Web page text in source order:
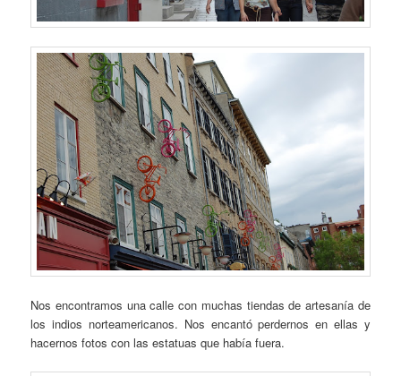
Nos encontramos una calle con muchas tiendas de artesanía de
los indios norteamericanos. Nos encantó perdernos en ellas y
hacernos fotos con las estatuas que había fuera.